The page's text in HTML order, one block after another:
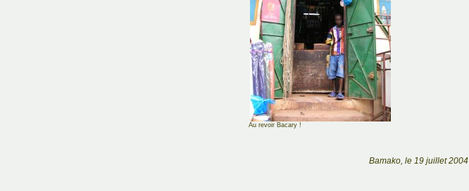
Au revoir Bacary !
Bamako, le 19 juillet 2004